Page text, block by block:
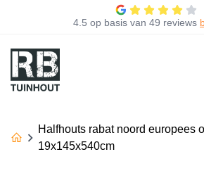
4.5 op basis van 49 reviews
Halfhouts rabat noord europees
19x145x540cm